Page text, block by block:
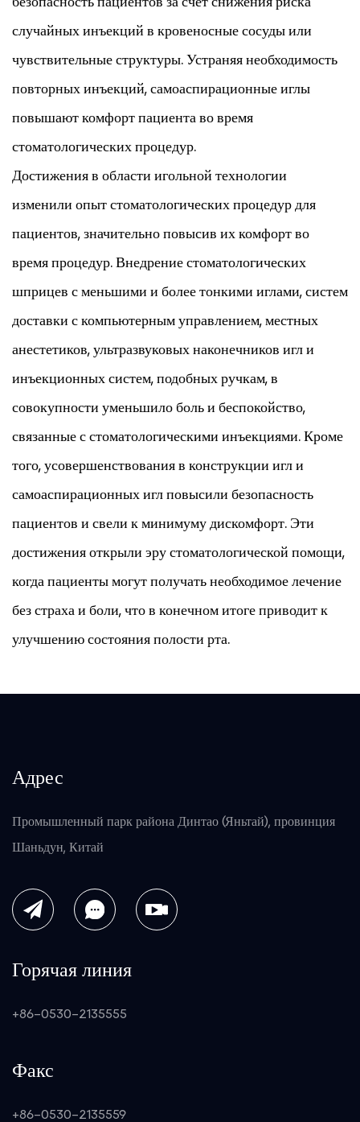
случайных инъекций в кровеносные сосуды или
чувствительные структуры. Устраняя необходимость
повторных инъекций, самоаспирационные иглы
повышают комфорт пациента во время
стоматологических процедур.
Достижения в области игольной технологии
изменили опыт стоматологических процедур для
пациентов, значительно повысив их комфорт во
время процедур. Внедрение стоматологических
шприцев с меньшими и более тонкими иглами, систем
доставки с компьютерным управлением, местных
анестетиков, ультразвуковых наконечников игл и
инъекционных систем, подобных ручкам, в
совокупности уменьшило боль и беспокойство,
связанные с стоматологическими инъекциями. Кроме
того, усовершенствования в конструкции игл и
самоаспирационных игл повысили безопасность
пациентов и свели к минимуму дискомфорт. Эти
достижения открыли эру стоматологической помощи,
когда пациенты могут получать необходимое лечение
без страха и боли, что в конечном итоге приводит к
улучшению состояния полости рта.
Адрес
Промышленный парк района Динтао (Яньтай), провинция
Шаньдун, Китай
Горячая линия
+86-0530-2135555
Факс
+86-0530-2135559